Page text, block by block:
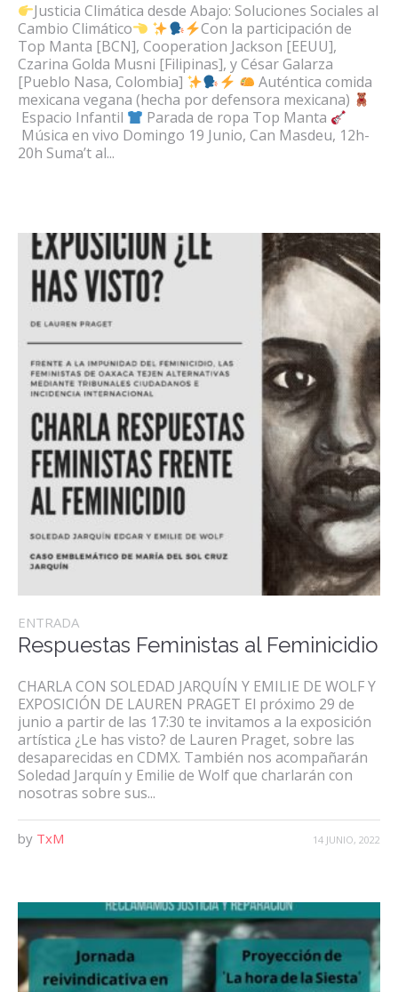
Justicia Climática desde Abajo: Soluciones Sociales al
Cambio Climático
Con la participación de
Top Manta [BCN], Cooperation Jackson [EEUU],
Czarina Golda Musni [Filipinas], y César Galarza
[Pueblo Nasa, Colombia]
Auténtica comida
mexicana vegana (hecha por defensora mexicana)
Espacio Infantil
Parada de ropa Top Manta
Música en vivo Domingo 19 Junio, Can Masdeu, 12h-
20h Suma’t al...
ENTRADA
Respuestas Feministas al Feminicidio
CHARLA CON SOLEDAD JARQUÍN Y EMILIE DE WOLF Y
EXPOSICIÓN DE LAUREN PRAGET El próximo 29 de
junio a partir de las 17:30 te invitamos a la exposición
artística ¿Le has visto? de Lauren Praget, sobre las
desaparecidas en CDMX. También nos acompañarán
Soledad Jarquín y Emilie de Wolf que charlarán con
nosotras sobre sus...
14 JUNIO, 2022
by TxM